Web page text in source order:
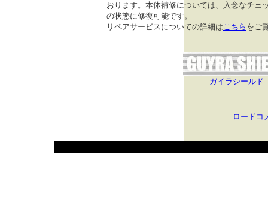
おります。本体補修については、入念なチェ
の状態に修復可能です。
リペアサービスについての詳細はこちら をご
ガイラシールド
ロードコ